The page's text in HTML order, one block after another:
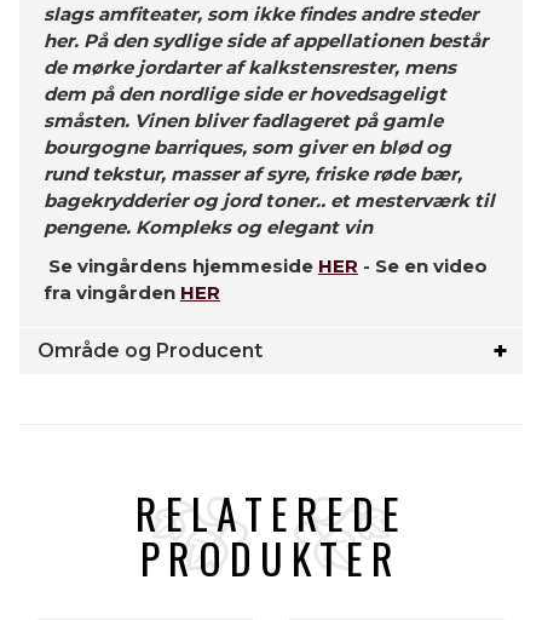
slags amfiteater, som ikke findes andre steder
her. På den sydlige side af appellationen består
de mørke jordarter af kalkstensrester, mens
dem på den nordlige side er hovedsageligt
småsten. Vinen bliver fadlageret på gamle
bourgogne barriques, som giver en blød og
rund tekstur, masser af syre, friske røde bær,
bagekrydderier og jord toner.. et mesterværk til
pengene. Kompleks og elegant vin
Se vingårdens hjemmeside HER - Se en video
fra vingården HER
Område og Producent
RELATEREDE
PRODUKTER